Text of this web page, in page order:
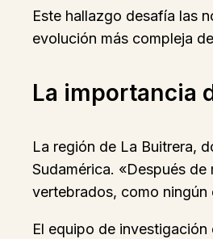
Este hallazgo desafía las
evolución más compleja
La importancia
La región de La Buitrera,
Sudamérica. «Después
vertebrados, como ningún
El equipo de